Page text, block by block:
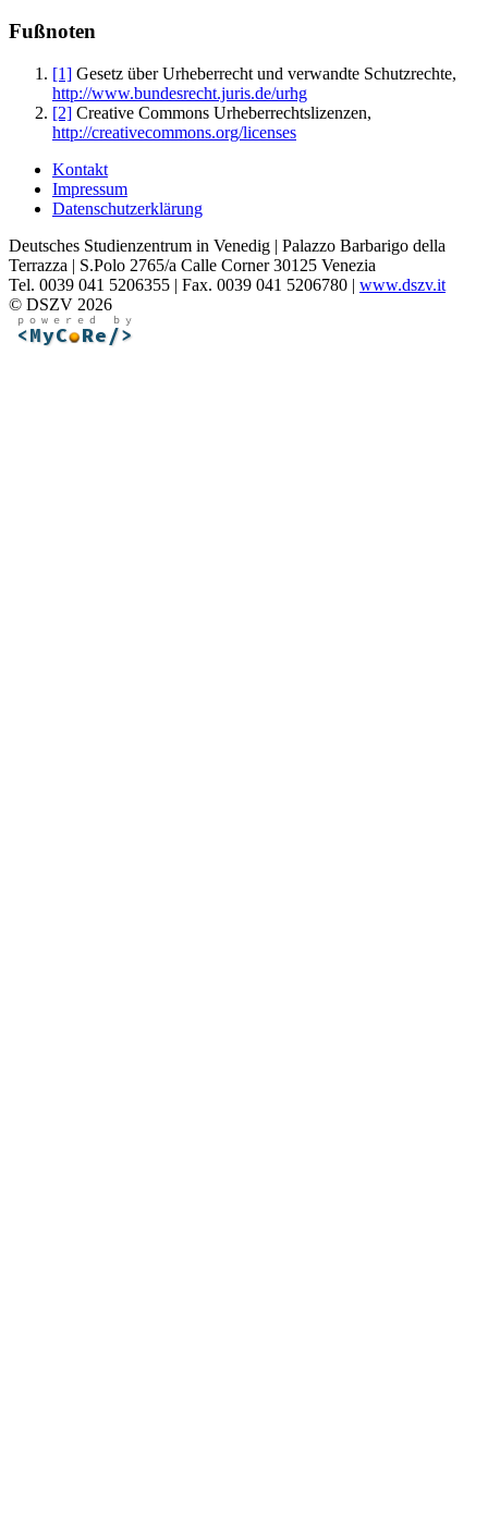
Fußnoten
[1] Gesetz über Urheberrecht und verwandte Schutzrechte,
http://www.bundesrecht.juris.de/urhg
[2] Creative Commons Urheberrechtslizenzen,
http://creativecommons.org/licenses
Kontakt
Impressum
Datenschutzerklärung
Deutsches Studienzentrum in Venedig | Palazzo Barbarigo della
Terrazza | S.Polo 2765/a Calle Corner 30125 Venezia
Tel. 0039 041 5206355 | Fax. 0039 041 5206780 | www.dszv.it
© DSZV 2026